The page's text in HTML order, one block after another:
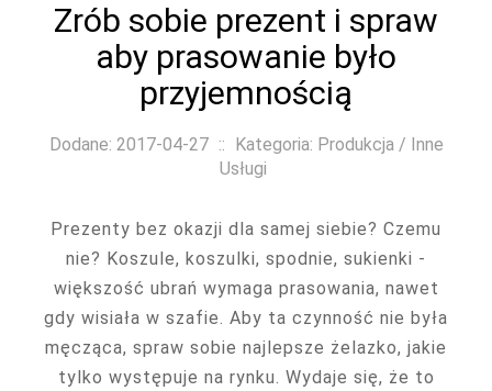
Zrób sobie prezent i spraw
aby prasowanie było
przyjemnością
Dodane: 2017-04-27 :: Kategoria: Produkcja / Inne
Usługi
Prezenty bez okazji dla samej siebie? Czemu
nie? Koszule, koszulki, spodnie, sukienki -
większość ubrań wymaga prasowania, nawet
gdy wisiała w szafie. Aby ta czynność nie była
męcząca, spraw sobie najlepsze żelazko, jakie
tylko występuje na rynku. Wydaje się, że to